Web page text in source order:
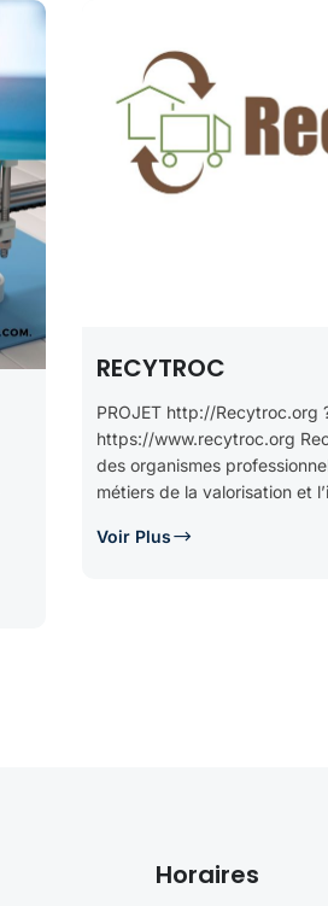
RECYTROC
PROJET http://Recytroc.org
https://www.recytroc.org
des organismes
métiers de la valorisation et
Voir Plus
Horaires